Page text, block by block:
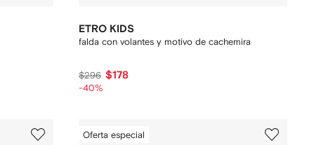
ETRO KIDS
falda con volantes y motivo de cachemira
$296 $178
-40%
Oferta especial